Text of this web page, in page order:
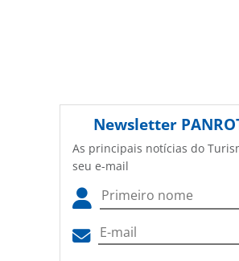
Newsletter
As principais notícias do
seu e-mail